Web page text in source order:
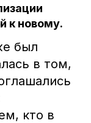
к новому.
был
в том,
кто в